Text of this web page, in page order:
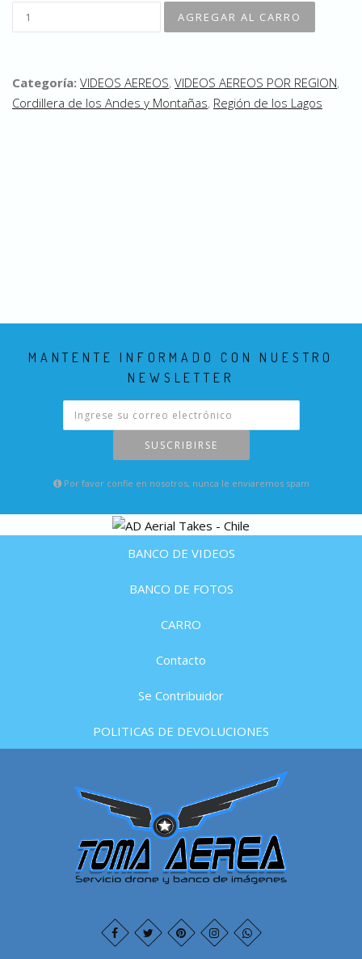
Categoría: VIDEOS AEREOS, VIDEOS AEREOS POR REGION,
Cordillera de los Andes y Montañas, Región de los Lagos
MANTENTE INFORMADO CON NUESTRO
NEWSLETTER
SUSCRIBIRSE
Por favor confie en nosotros, nunca le enviaremos spam
BANCO DE VIDEOS
BANCO DE FOTOS
CARRO
Contacto
Se Contribuidor
POLITICAS DE DEVOLUCIONES